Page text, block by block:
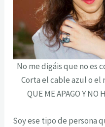
No me digáis que no es
Corta el cable azul o el
QUE ME APAGO Y NO
Soy ese tipo de persona